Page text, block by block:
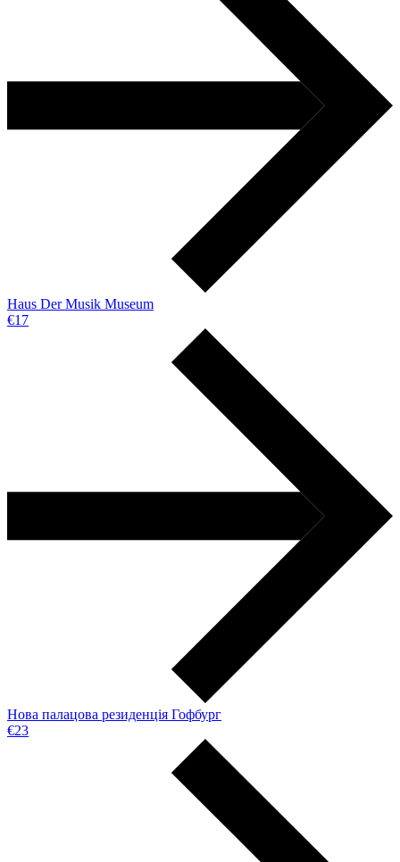
Haus Der Musik Museum
€17
Нова палацова резиденція Гофбург
€23